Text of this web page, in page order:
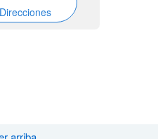
Direcciones